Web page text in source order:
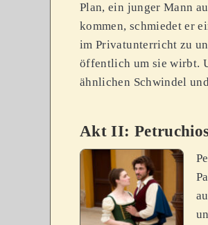
Plan, ein junger Mann
kommen, schmiedet er
im Privatunterricht zu
öffentlich um sie wirbt.
ähnlichen Schwindel
Akt II: